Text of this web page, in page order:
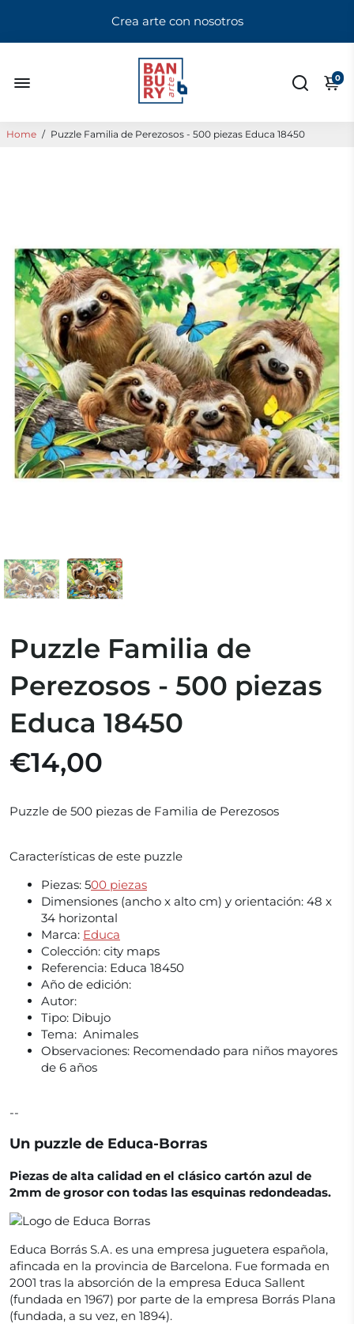
Crea arte con nosotros
0
Home / Puzzle Familia de Perezosos - 500 piezas Educa 18450
Puzzle Familia de
Perezosos - 500 piezas
Educa 18450
€14,00
Puzzle de 500 piezas de Familia de Perezosos
Características de este puzzle
Piezas: 500 piezas
Dimensiones (ancho x alto cm) y orientación: 48 x
34 horizontal
Marca: Educa
Colección: city maps
Referencia: Educa 18450
Año de edición:
Autor:
Tipo: Dibujo
Tema: Animales
Observaciones: Recomendado para niños mayores
de 6 años
--
Un puzzle de Educa-Borras
Piezas de alta calidad en el clásico cartón azul de
2mm de grosor con todas las esquinas redondeadas.
Educa Borrás S.A. es una empresa juguetera española,
afincada en la provincia de Barcelona. Fue formada en
2001 tras la absorción de la empresa Educa Sallent
(fundada en 1967) por parte de la empresa Borrás Plana
(fundada, a su vez, en 1894).